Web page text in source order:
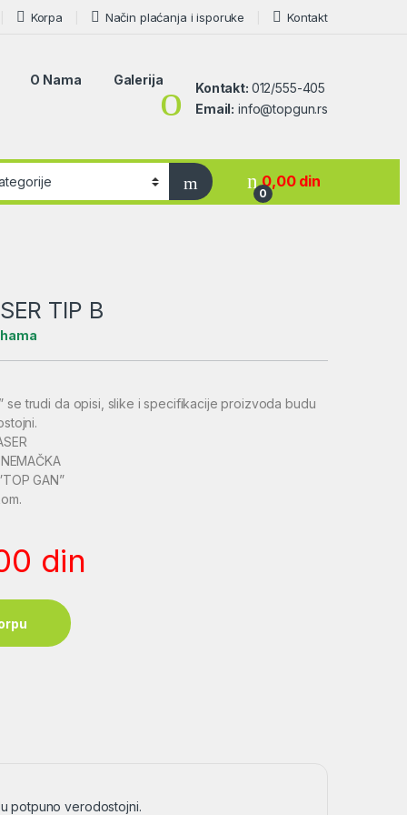
Korpa Način plaćanja i isporuke Kontakt
O Nama Galerija
Kontakt: 012/555-405
Email: info@topgun.rs
0
0,00 din
TIP B
se trudi da opisi, slike i specifikacije proizvoda budu
GAN”
din
potpuno verodostojni.